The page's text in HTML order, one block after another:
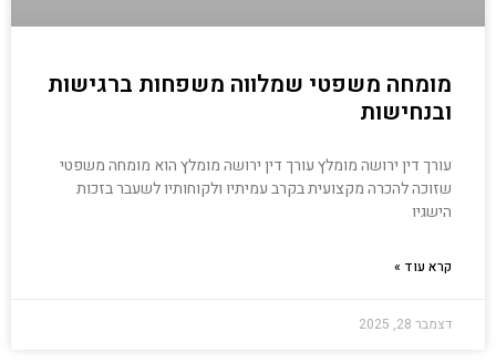
מומחה משפטי שמלווה משפחות ברגישות
ובנחישות
עורך דין ירושה מומלץ עורך דין ירושה מומלץ הוא מומחה משפטי
שזוכה להכרה מקצועית בקרב עמיתיו ולקוחותיו לשעבר בזכות
הישגיו
קרא עוד »
דצמבר 28, 2025